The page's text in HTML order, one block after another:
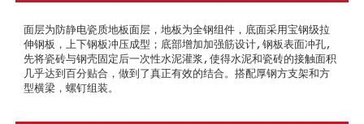
面层为防静电瓷质地板面层，地板为全钢组件，底面采用宝钢级拉
伸钢板，上下钢板冲压成型；底部增加加强筋设计,钢板表面冲孔,
先将瓷砖与钢壳固定后一次性水泥灌浆,使得水泥和瓷砖的接触面积
几乎达到百分贴合，做到了真正有效的结合。搭配厚钢方支架和方
型横梁，螺钉组装。